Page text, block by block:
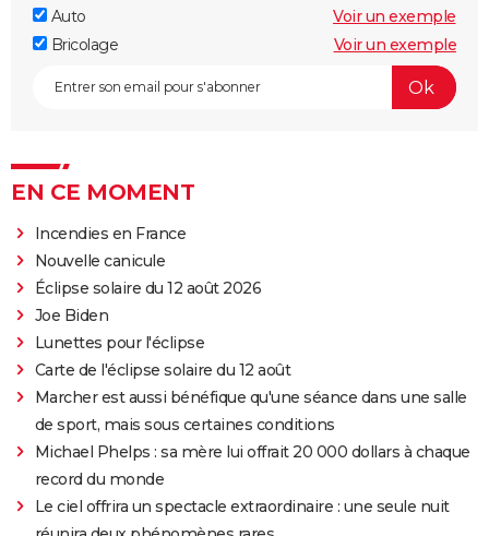
Auto
Voir un exemple
Bricolage
Voir un exemple
EN CE MOMENT
Incendies en France
Nouvelle canicule
Éclipse solaire du 12 août 2026
Joe Biden
Lunettes pour l'éclipse
Carte de l'éclipse solaire du 12 août
Marcher est aussi bénéfique qu'une séance dans une salle
de sport, mais sous certaines conditions
Michael Phelps : sa mère lui offrait 20 000 dollars à chaque
record du monde
Le ciel offrira un spectacle extraordinaire : une seule nuit